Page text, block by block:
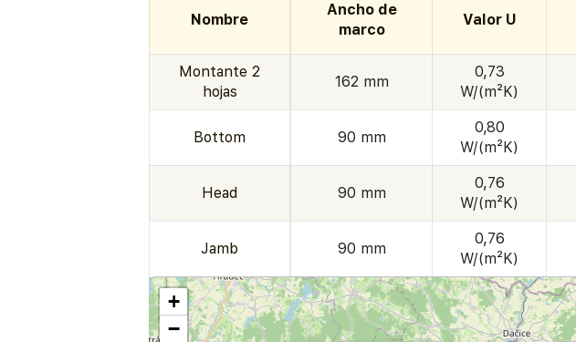
Nombre
Ancho de
marco
Valor U
Montante 2
hojas
162 mm
0,73
W/(m²K)
Bottom 90 mm
0,80
W/(m²K)
Head 90 mm
0,76
W/(m²K)
Jamb 90 mm
0,76
W/(m²K)
+
−